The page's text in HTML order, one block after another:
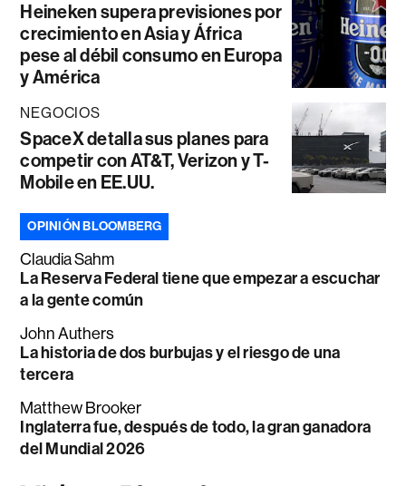
Heineken supera previsiones por
crecimiento en Asia y África
pese al débil consumo en Europa
y América
NEGOCIOS
SpaceX detalla sus planes para
competir con AT&T, Verizon y T-
Mobile en EE.UU.
OPINIÓN BLOOMBERG
Claudia Sahm
La Reserva Federal tiene que empezar a escuchar
a la gente común
John Authers
La historia de dos burbujas y el riesgo de una
tercera
Matthew Brooker
Inglaterra fue, después de todo, la gran ganadora
del Mundial 2026